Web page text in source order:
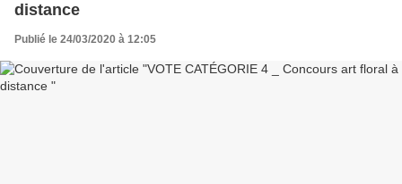
distance
Publié le 24/03/2020 à 12:05